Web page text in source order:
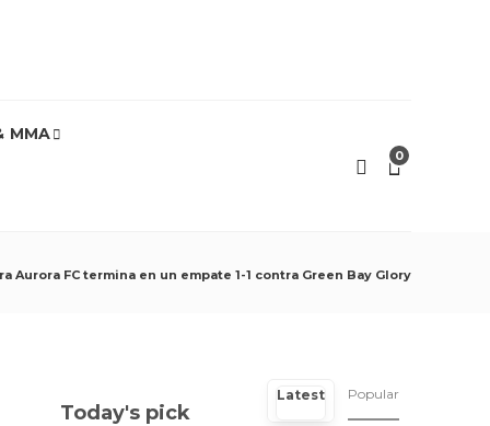
MMA
0
Aurora FC termina en un empate 1-1 contra Green Bay Glory
Today's pick
Latest Popular